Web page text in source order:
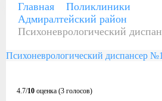
Главная
Поликлиники
Адмиралтейский район
Психоневрологический
Психоневрологический диспансер
4.7/10 оценка (3 голосов)